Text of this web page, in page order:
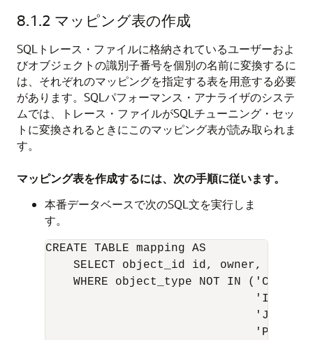
8.1.2 マッピング表の作成
SQLトレース・ファイルに格納されているユーザーおよ
びオブジェクトの識別子番号を個別の名前に変換するに
は、それぞれのマッピングを指定する表を用意する必要
があります。 SQLパフォーマンス・アナライザのシステ
ムでは、トレース・ファイルがSQLチューニング・セッ
トに変換されるときにこのマッピング表が読み取られま
す。
マッピング表を作成するには、次の手順に従います。
本番データベースで次のSQL文を実行しま
す。
CREATE TABLE mapping AS
SELECT object_id id, owner,
WHERE object_type NOT IN
'JAVA